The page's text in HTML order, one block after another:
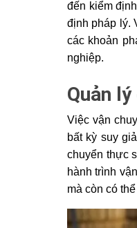
đến kiểm
định pháp lý.
các khoản
nghiệp.
Quản
Việc vận
bất kỳ suy
chuyển thực
hành trình
mà còn có